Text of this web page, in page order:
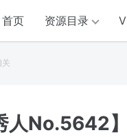
首页 资源目录
人No.5642